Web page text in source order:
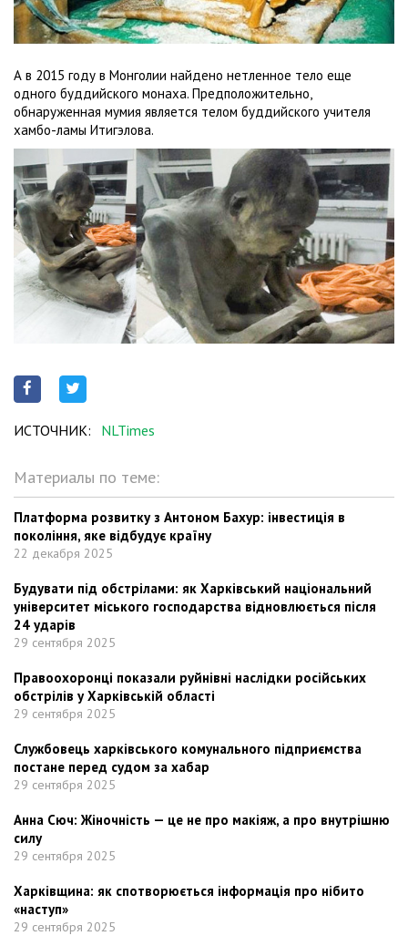
А в 2015 году в Монголии найдено нетленное тело еще
одного буддийского монаха. Предположительно,
обнаруженная мумия является телом буддийского учителя
хамбо-ламы Итигэлова.
ИСТОЧНИК: NLTimes
Материалы по теме:
Платформа розвитку з Антоном Бахур: інвестиція в
покоління, яке відбудує країну
22 декабря 2025
Будувати під обстрілами: як Харківський національний
університет міського господарства відновлюється після
24 ударів
29 сентября 2025
Правоохоронці показали руйнівні наслідки російських
обстрілів у Харківській області
29 сентября 2025
Службовець харківського комунального підприємства
постане перед судом за хабар
29 сентября 2025
Анна Сюч: Жіночність — це не про макіяж, а про внутрішню
силу
29 сентября 2025
Харківщина: як спотворюється інформація про нібито
«наступ»
29 сентября 2025